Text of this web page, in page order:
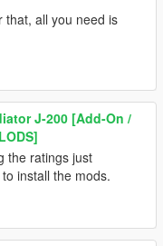
that, all you need is
J-200 [Add-On /
the ratings just
install the mods.